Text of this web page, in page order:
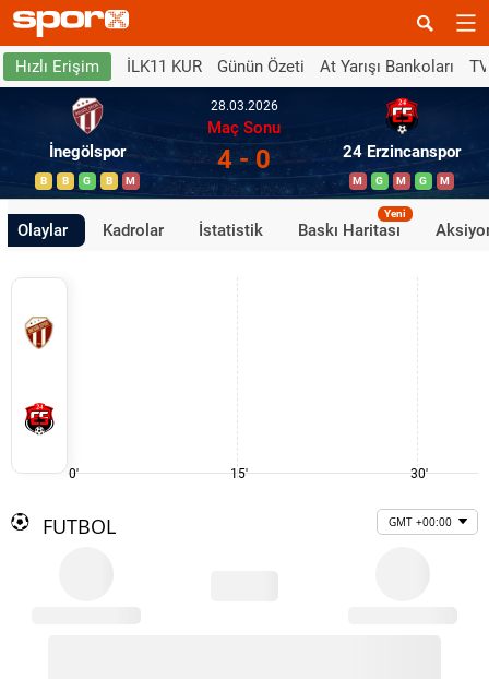
Hızlı Erişim İLK11 KUR Günün Özeti At Yarışı Bankoları
İnegölspor
B B G B M
28.03.2026
Maç Sonu
4 - 0 24 Erzincanspor
M G M G M
Olaylar Kadrolar İstatistik Baskı Haritası
Yeni
0' 15' 30'
FUTBOL GMT +00:00